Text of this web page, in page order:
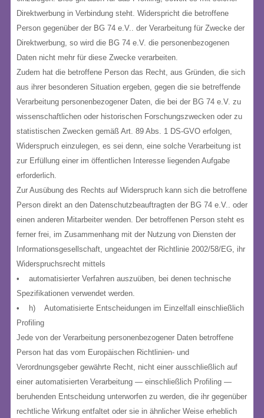
Direktwerbung in Verbindung steht. Widerspricht die betroffene
Person gegenüber der BG 74 e.V.. der Verarbeitung für Zwecke der
Direktwerbung, so wird die BG 74 e.V. die personenbezogenen
Daten nicht mehr für diese Zwecke verarbeiten.
Zudem hat die betroffene Person das Recht, aus Gründen, die sich
aus ihrer besonderen Situation ergeben, gegen die sie betreffende
Verarbeitung personenbezogener Daten, die bei der BG 74 e.V. zu
wissenschaftlichen oder historischen Forschungszwecken oder zu
statistischen Zwecken gemäß Art. 89 Abs. 1 DS-GVO erfolgen,
Widerspruch einzulegen, es sei denn, eine solche Verarbeitung ist
zur Erfüllung einer im öffentlichen Interesse liegenden Aufgabe
erforderlich.
Zur Ausübung des Rechts auf Widerspruch kann sich die betroffene
Person direkt an den Datenschutzbeauftragten der BG 74 e.V.. oder
einen anderen Mitarbeiter wenden. Der betroffenen Person steht es
ferner frei, im Zusammenhang mit der Nutzung von Diensten der
Informationsgesellschaft, ungeachtet der Richtlinie 2002/58/EG, ihr
Widerspruchsrecht mittels
• automatisierter Verfahren auszuüben, bei denen technische
Spezifikationen verwendet werden.
• h) Automatisierte Entscheidungen im Einzelfall einschließlich
Profiling
Jede von der Verarbeitung personenbezogener Daten betroffene
Person hat das vom Europäischen Richtlinien- und
Verordnungsgeber gewährte Recht, nicht einer ausschließlich auf
einer automatisierten Verarbeitung — einschließlich Profiling —
beruhenden Entscheidung unterworfen zu werden, die ihr gegenüber
rechtliche Wirkung entfaltet oder sie in ähnlicher Weise erheblich